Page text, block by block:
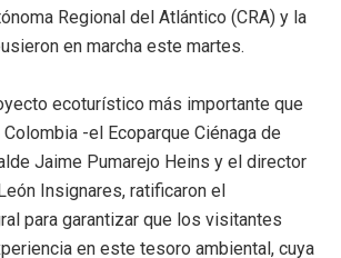
Regional del Atlántico (CRA) y la
en marcha este martes.
ecoturístico más importante que
-el Ecoparque Ciénaga de
Jaime Pumarejo Heins y el director
Insignares, ratificaron el
para garantizar que los visitantes
en este tesoro ambiental, cuya